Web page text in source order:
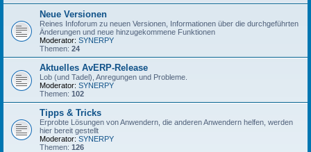
Neue Versionen
Reines Infoforum zu neuen Versionen, Informationen über die durchgeführten
Änderungen und neue hinzugekommene Funktionen
Moderator: SYNERPY
Themen: 24
Aktuelles AvERP-Release
Lob (und Tadel), Anregungen und Probleme.
Moderator: SYNERPY
Themen: 102
Tipps & Tricks
Erprobte Lösungen von Anwendern, die anderen Anwendern helfen, werden
hier bereit gestellt
Moderator: SYNERPY
Themen: 126